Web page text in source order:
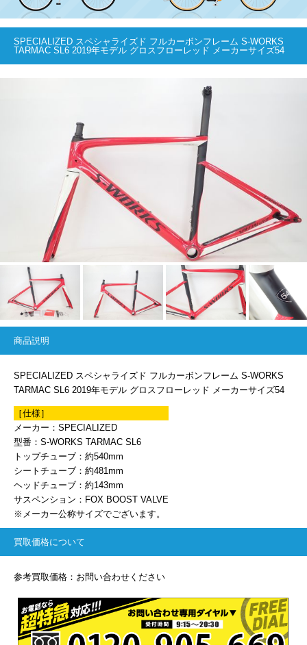
SPECIALIZED スペシャライズド フルカーボンフレーム S-WORKS
TARMAC SL6 2019年モデル グロスフローレッド メーカーサイズ54
商品説明
SPECIALIZED スペシャライズド フルカーボンフレーム S-WORKS
TARMAC SL6 2019年モデル グロスフローレッド メーカーサイズ54
［仕様］
メーカー：SPECIALIZED
型番：S-WORKS TARMAC SL6
トップチューブ：約540mm
シートチューブ：約481mm
ヘッドチューブ：約143mm
サスペンション：FOX BOOST VALVE
※メーカー公称サイズでございます。
買取価格について
参考買取価格：お問い合わせください